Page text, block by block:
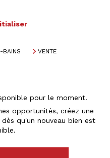
BAINS
VENTE
pour le moment.
opportunités, créez une
qu'un nouveau bien est